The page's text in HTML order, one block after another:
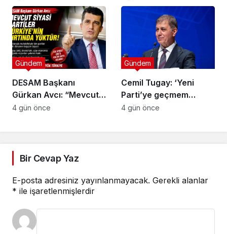
bitmesi ve üniter yapı
kırmızı çizgimizdir’
DESAM Başkanı
Gürkan Avcı: “Mevcut
Siyasi Partiler
Gündem
4 gün önce
Cemil Tugay: ‘Yeni
Parti’ye geçmem
mümkün değil, sıkıntılı
Gündem
4 gün önce
Bir Cevap Yaz
E-posta adresiniz yayınlanmayacak. Gerekli alanlar
* ile işaretlenmişlerdir